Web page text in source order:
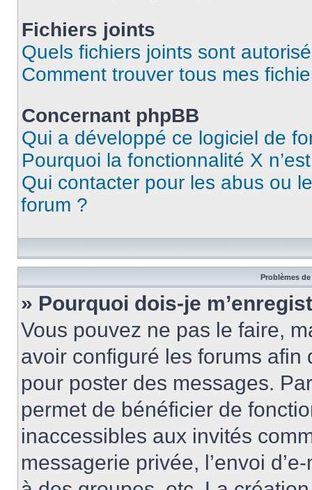
Fichiers joints
Quels fichiers joints sont
Comment trouver tous mes
Concernant phpBB
Qui a développé ce logiciel de
Pourquoi la fonctionnalité X
Qui contacter pour les abus ou
forum ?
Problèmes
» Pourquoi dois-je
Vous pouvez ne pas le faire,
avoir configuré les forums afin
pour poster des messages.
permet de bénéficier de
inaccessibles aux invités
messagerie privée, l’envoi